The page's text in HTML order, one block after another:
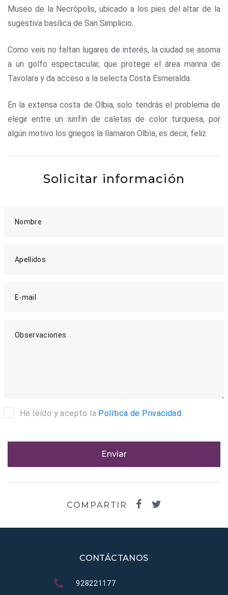
Museo de la Necrópolis, ubicado a los pies del altar de la
sugestiva basílica de San Simplicio.
Como veis no faltan lugares de interés, la ciudad se asoma
a un golfo espectacular, que protege el área marina de
Tavolara y da acceso a la selecta Costa Esmeralda.
En la extensa costa de Olbia, solo tendrás el problema de
elegir entre un sinfín de caletas de color turquesa, por
algún motivo los griegos la llamaron Olbìa, es decir, feliz.
Solicitar información
Nombre
Apellidos
E-mail
Observaciones
He leído y acepto la Política de Privacidad
Enviar
COMPARTIR
CONTÁCTANOS
928221177